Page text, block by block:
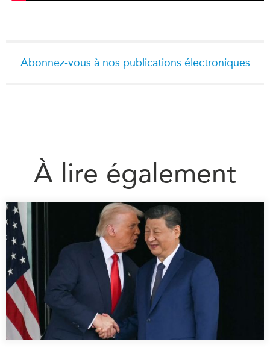
Abonnez-vous à nos publications électroniques
À lire également